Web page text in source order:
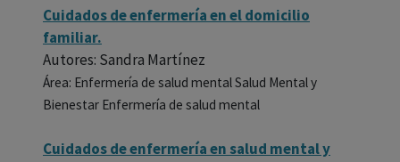
Cuidados de enfermería en el domicilio
familiar.
Autores: Sandra Martínez
Área: Enfermería de salud mental Salud Mental y
Bienestar Enfermería de salud mental
Cuidados de enfermería en salud mental y